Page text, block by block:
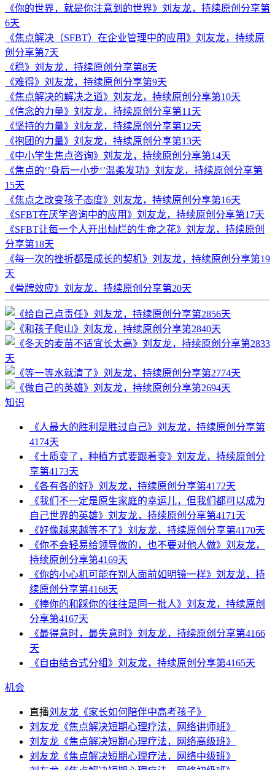
《你的世界，就是你注意到的世界》刘友龙，持续原创分享第
6天
《焦点解决（SFBT）在企业管理中的应用》刘友龙，持续原
创分享第7天
《稳》刘友龙，持续原创分享第8天
《难得》刘友龙，持续原创分享第9天
《焦点解决的解决之道》刘友龙，持续原创分享第10天
《信念的力量》刘友龙，持续原创分享第11天
《坚持的力量》刘友龙，持续原创分享第12天
《抱团的力量》刘友龙，持续原创分享第13天
《中小学生焦点咨询》刘友龙，持续原创分享第14天
《焦点的‘’身后一小步‘’温柔发功》刘友龙，持续原创分享第
15天
《焦点之改变孩子态度》刘友龙，持续原创分享第16天
《SFBT在厌学咨询中的应用》刘友龙，持续原创分享第17天
《SFBT让每一个人开出灿烂的生命之花》刘友龙，持续原创
分享第18天
《每一次的挫折都是成长的契机》刘友龙，持续原创分享第19
天
《骨牌效应》刘友龙，持续原创分享第20天
知识
《人最大的胜利是胜过自己》刘友龙，持续原创分享第
4174天
《土质变了，种植方式要跟着变》刘友龙，持续原创分
享第4173天
《各有各的好》刘友龙，持续原创分享第4172天
《我们不一定是原生家庭的幸运儿，但我们都可以成为
自己世界的英雄》刘友龙，持续原创分享第4171天
《好像越来越等不了》刘友龙，持续原创分享第4170天
《你不会轻易给领导做的，也不要对他人做》刘友龙，
持续原创分享第4169天
《你的小心机可能在别人面前如明镜一样》刘友龙，持
续原创分享第4168天
《捧你的和踩你的往往是同一批人》刘友龙，持续原创
分享第4167天
《最得意时，最失意时》刘友龙，持续原创分享第4166
天
《自由结合式分组》刘友龙，持续原创分享第4165天
机会
直播刘友龙《家长如何陪伴中高考孩子》
刘友龙《焦点解决短期心理疗法，网络讲师班》
刘友龙《焦点解决短期心理疗法，网络高级班》
刘友龙《焦点解决短期心理疗法，网络中级班》